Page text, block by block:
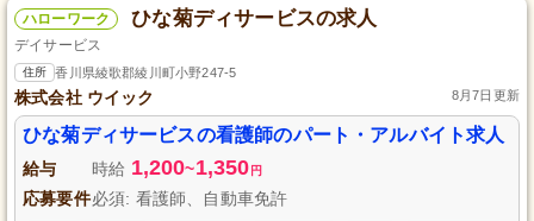
ハローワーク ひな菊ディサービスの求人
デイサービス
住所 香川県綾歌郡綾川町小野247-5
株式会社 ウイック 8月7日更新
ひな菊ディサービスの看護師のパート・アルバイト求人
給与 時給 1,200~1,350 円
応募要件必須: 看護師、自動車免許